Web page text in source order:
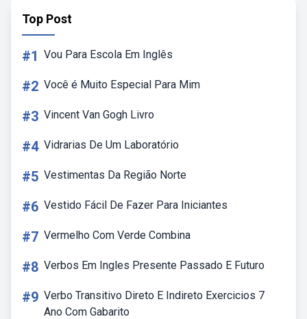
Top Post
#1 Vou Para Escola Em Inglês
#2 Você é Muito Especial Para Mim
#3 Vincent Van Gogh Livro
#4 Vidrarias De Um Laboratório
#5 Vestimentas Da Região Norte
#6 Vestido Fácil De Fazer Para Iniciantes
#7 Vermelho Com Verde Combina
#8 Verbos Em Ingles Presente Passado E Futuro
#9 Verbo Transitivo Direto E Indireto Exercicios 7
Ano Com Gabarito